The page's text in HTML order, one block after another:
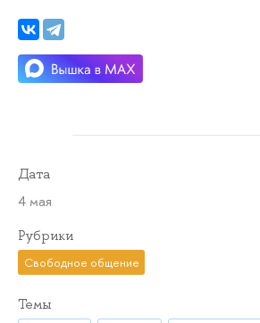
Дата
4 мая
Рубрики
Свободное общение
Темы